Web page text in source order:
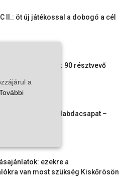
II.: öt új játékossal a dobogó a cél
a Vadkerti-tónál: 90 résztvevő
kiskőrösi női kézilabdacsapat –
ért véget
ezekre a
van most szükség Kiskőrösön
a